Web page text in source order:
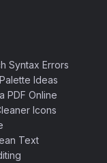
Syntax Errors
Ideas
PDF Online
Icons
Text